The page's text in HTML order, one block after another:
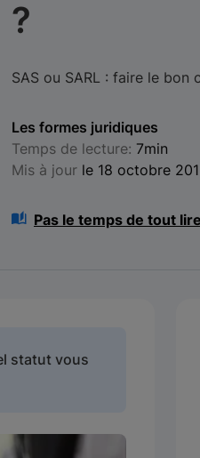
?
SAS ou SARL : faire le bon
Les formes juridiques
Temps de lecture: 7min
Mis à jour le 18 octobre
Pas le temps de tout
statut vous